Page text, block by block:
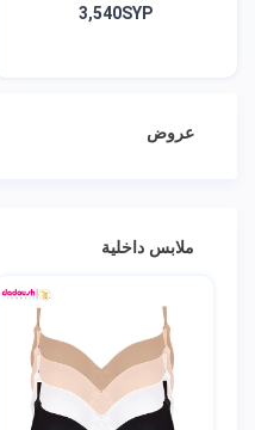
3,540SYP
عروض
ملابس داخلية